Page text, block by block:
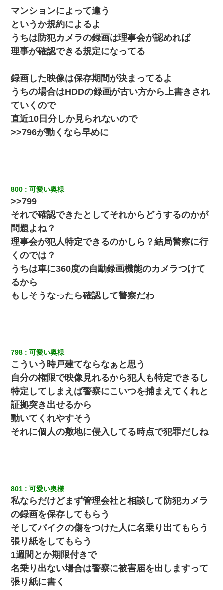
婚活パーティーでよく会う美女がいた。こんな完璧な容姿を持っ
てしても結婚て難しいんだなぁ…と思ってた
友人「酒の勢いで女先輩をホテルに連れ込んだｗｗｗｗｗ」俺
私は家が貧しくて、手に職をつけようと看護師になった。だけど
卒業を控えた年の1月末、車にひかれて看護師になれなくなった。
妻が亡くなったんだけど正直ガチで嬉しい
ｗｗｗｗｗｗｗｗ
元旦那から復縁要請。息子「最新型のiPhoneも買えない貧乏は嫌
だ、再婚して」私「なら父親と暮らせ」息子「やった＾＾」私
（もう手遅れだったんだな…）
旦那の元カノをSNSで探して写真を保存して顔面評価スレで写真
を晒してた。ほとんどがブスという評価の中で二人ほど意外に好
評価で苦々しく思った
10年ほど前、息子がまだ年中だった時に離婚したんだけど、一昨
年の暮れに突然息子が職場を訪ねてきた。
放置子が病院送りになったらしい → 俺（二度と帰ってくるなよ…
嫁を半身不随にしやがった恨みは、正直こんなもんじゃ晴れな
い）
夫に癌の余命宣告。その闘病中に長女から信じられない言葉を受
けた
日航機墜落事故の「ここからは日本語で大丈夫ですよ〜」の絶望
感がヤバイ・・・
何年か前に妹は離婚している。当時生まれた姪が義弟の子じゃな
かったため妹有責での離婚になり…
父親がくも膜下出血で突然ﾀﾋ。→母の貯金が0なことが判明。→母
「私を家に置いてほしい、どうか見捨てないで(土下座」俺・嫁
「…」
マンションによって違う
というか規約によるよ
うちは防犯カメラの録画は理事会が認めれば
理事が確認できる規定になってる
録画した映像は保存期間が決まってるよ
うちの場合はHDDの録画が古い方から上書きされ
ていくので
直近10日分しか見られないので
>>796が動くなら早めに
800 可愛い奥様
>>799
それで確認できたとしてそれからどうするのかが
問題よね？
理事会が犯人特定できるのかしら？結局警察に行
くのでは？
うちは車に360度の自動録画機能のカメラつけて
るから
もしそうなったら確認して警察だわ
798 可愛い奥様
こういう時戸建てならなぁと思う
自分の権限で映像見れるから犯人も特定できるし
特定してしまえば警察にこいつを捕まえてくれと
証拠突き出せるから
動いてくれやすそう
それに個人の敷地に侵入してる時点で犯罪だしね
801 可愛い奥様
私ならだけどまず管理会社と相談して防犯カメラ
の録画を保存してもらう
そしてバイクの傷をつけた人に名乗り出てもらう
張り紙をしてもらう
1週間とか期限付きで
名乗り出ない場合は警察に被害届を出しますって
張り紙に書く